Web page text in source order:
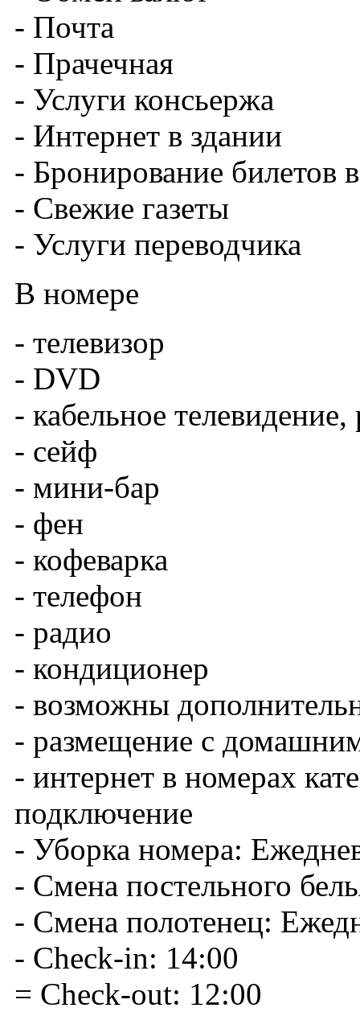
- Почта
- Прачечная
- Услуги консьержа
- Интернет в здании
- Бронирование билетов
- Свежие газеты
- Услуги переводчика
В номере
- телевизор
- DVD
- кабельное
- сейф
- мини-бар
- фен
- кофеварка
- телефон
- радио
- кондиционер
- возможны
- размещение с
- интернет в номерах
подключение
- Уборка номера:
- Смена постельного
- Смена полотенец:
- Check-in: 14:00
= Check-out: 12:00